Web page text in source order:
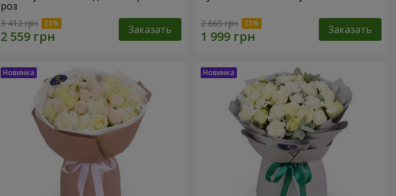
роз
3 412 грн Заказать 2 665 грн Заказать